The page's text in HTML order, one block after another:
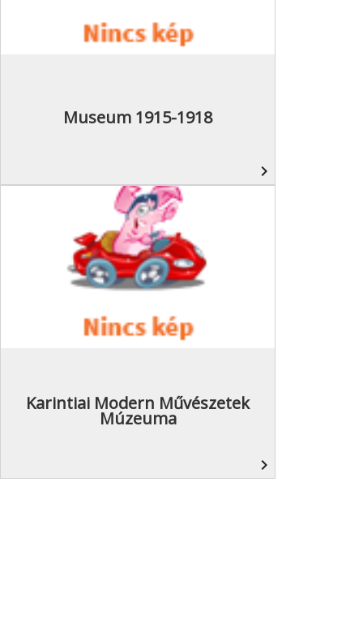
Museum 1915-1918
navigate_next
Karintiai Modern Művészetek
Múzeuma
navigate_next